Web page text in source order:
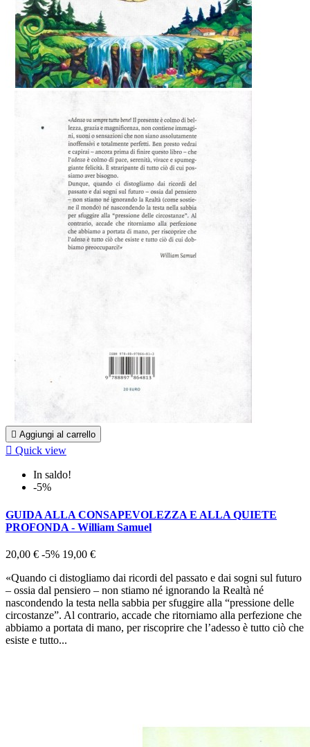
 Aggiungi al carrello
 Quick view
In saldo!
-5%
GUIDA ALLA CONSAPEVOLEZZA E ALLA QUIETE
PROFONDA - William Samuel
20,00 € -5% 19,00 €
«Quando ci distogliamo dai ricordi del passato e dai sogni sul futuro
– ossia dal pensiero – non stiamo né ignorando la Realtà né
nascondendo la testa nella sabbia per sfuggire alla “pressione delle
circostanze”. Al contrario, accade che ritorniamo alla perfezione che
abbiamo a portata di mano, per riscoprire che l’adesso è tutto ciò che
esiste e tutto...